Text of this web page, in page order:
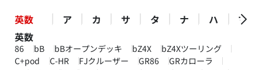
英数 ア カ サ タ ナ ハ
マ
英数
86 bB bBオープンデッキ bZ4X
bZ4Xツーリング
C+pod
C-HR FJクルーザー GR86
GRカローラ